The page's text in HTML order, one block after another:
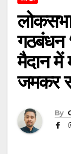
गठबंधन
मैदान में
जमकर
By